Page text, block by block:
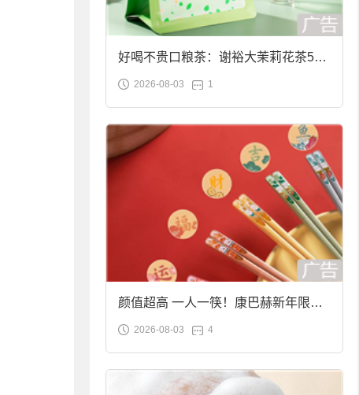
好喝不贵口粮茶：谢裕大茉莉花茶50g
袋装9.9元到手
2026-08-03 1
颜值超高 一人一筷！康巴赫新年限定
合金筷子大促：19.9元
2026-08-03 4